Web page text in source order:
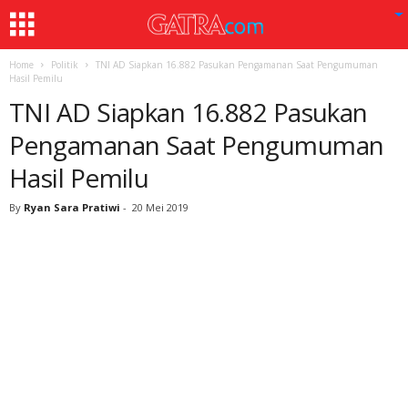
Home Politik
TNI AD Siapkan 16.882 Pasukan Pengamanan Saat Pengumuman
Hasil Pemilu
TNI AD Siapkan 16.882 Pasukan
Pengamanan Saat Pengumuman
Hasil Pemilu
By Ryan Sara Pratiwi - 20 Mei 2019